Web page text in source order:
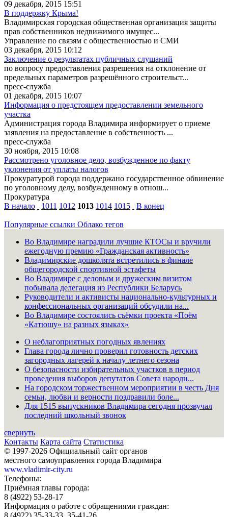
09 декабря, 2015 15:51
В поддержку Крыма!
Владимирская городская общественная организация защиты
прав собственников недвижимого имущес...
Управление по связям с общественностью и СМИ
03 декабря, 2015 10:12
Заключение о результатах публичных слушаний
по вопросу предоставления разрешения на отклонение от
предельных параметров разрешённого строительст...
пресс-служба
01 декабря, 2015 10:07
Информация о предстоящем предоставлении земельного
участка
Администрация города Владимира информирует о приеме
заявления на предоставление в собственность ...
пресс-служба
30 ноября, 2015 10:08
Рассмотрено уголовное дело, возбужденное по факту
уклонения от уплаты налогов
Прокуратурой города поддержано государственное обвинение
по уголовному делу, возбужденному в отнош...
Прокуратура
В начало
1011 1012 1013 1014 1015 В конец
Популярные ссылки Облако тегов
Во Владимире наградили лучшие КТОСы и вручили
ежегодную премию «Гражданская активность»
Владимирские дошколята встретились в финале
общегородской спортивной эстафеты
Во Владимире с деловым и дружеским визитом
побывала делегация из Республики Беларусь
Руководители и активисты национально-культурных и
конфессиональных организаций обсудили на...
Во Владимире состоялись съёмки проекта «Поём
«Катюшу» на разных языках»
О неблагоприятных погодных явлениях
Глава города лично проверил готовность детских
загородных лагерей к началу летнего сезона
О безопасности избирательных участков в период
проведения выборов депутатов Совета народн...
На городском торжественном мероприятии в честь Дня
семьи, любви и верности поздравили боле...
Для 1515 выпускников Владимира сегодня прозвучал
последний школьный звонок
свернуть
Контакты Карта сайта Статистика
© 1997-2026 Официальный сайт органов
местного самоуправления города Владимира
www.vladimir-city.ru
Телефоны:
Приёмная главы города:
8 (4922) 53-28-17
Информация о работе с обращениями граждан:
8 (4922) 35-33-33, 35-41-26